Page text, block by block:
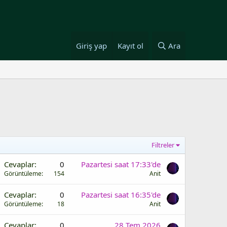
Giriş yap Kayıt ol Ara
Filtreler
Cevaplar 0
Görüntüleme 154
Pazartesi saat 17:33'de
Anit
Cevaplar 0
Görüntüleme 18
Pazartesi saat 16:35'de
Anit
Cevaplar 0 28 Tem 2026